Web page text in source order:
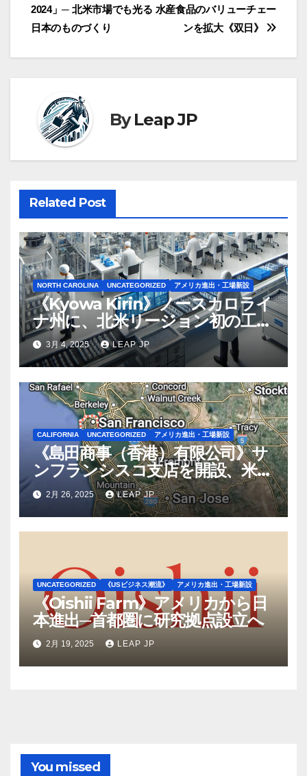
ナ
ビ
ー
シ
ン
水産食品のバリューチェー
ンを拡大《双日》
2024」─ 北米市場でも光る
日本のものづくり
ByLeap JP
Related Post
NORTH CAROLINA UNCATEGORIZED アメリカ進出・工場新設
《Kyowa Kirin》ノースカロライ
ナ州に、北米リージョン初の工場
建設を決定
3月 4, 2025 LEAP JP
CALIFORNIA UNCATEGORIZED アメリカ進出・工場新設
《島田商事（香港）有限公司》サ
ンフランシスコ支店を開設、米国
2拠点で営業体制を強化へ
2月 26, 2025 LEAP JP
UNCATEGORIZED 《USビジネス潮流》 アメリカ進出・工場新設
《Oishii Farm》アメリカから日
本進出─首都圏に研究拠点設立へ
2月 19, 2025 LEAP JP
You missed